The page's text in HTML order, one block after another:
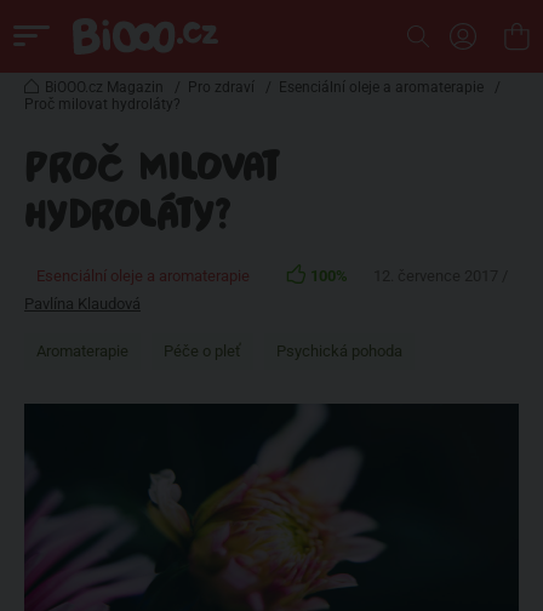
BiOOO.cz Magazin / Pro zdraví / Esenciální oleje a aromaterapie
/
Proč milovat hydroláty?
PROČ MILOVAT
HYDROLÁTY?
Esenciální oleje a aromaterapie 100%
Pavlína Klaudová
Aromaterapie Péče o pleť Psychická pohoda